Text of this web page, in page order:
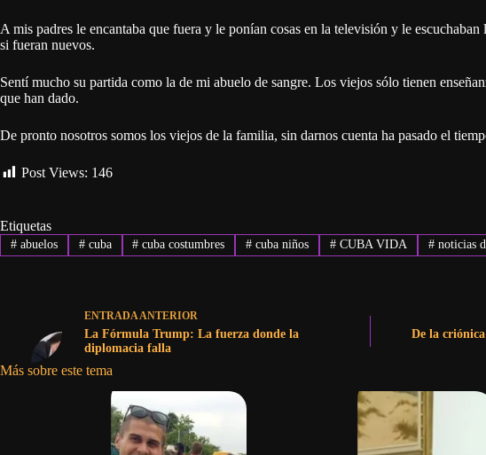
A mis padres le encantaba que fuera y le ponían cosas en la televisión y le
si fueran nuevos.
Sentí mucho su partida como la de mi abuelo de sangre. Los viejos sólo tienen
que han dado.
De pronto nosotros somos los viejos de la familia, sin darnos cuenta ha pasado el
Post Views: 146
Etiquetas
#abuelos #cuba # cuba costumbres # cuba niños # CUBA VIDA #noticias
ENTRADAANTERIOR
La Fórmula Trump: La fuerza donde la
diplomacia falla
De la
Más sobre este tema